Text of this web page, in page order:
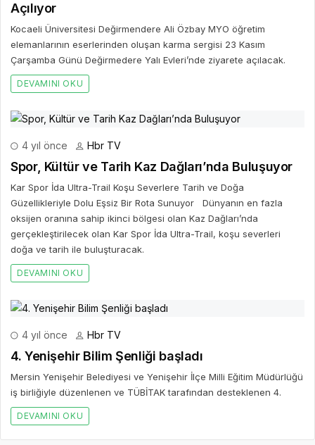
Açılıyor
Kocaeli Üniversitesi Değirmendere Ali Özbay MYO öğretim
elemanlarının eserlerinden oluşan karma sergisi 23 Kasım
Çarşamba Günü Değirmedere Yalı Evleri’nde ziyarete açılacak.
DEVAMINI OKU
4 yıl önce Hbr TV
Spor, Kültür ve Tarih Kaz Dağları’nda Buluşuyor
Kar Spor İda Ultra-Trail Koşu Severlere Tarih ve Doğa
Güzellikleriyle Dolu Eşsiz Bir Rota Sunuyor Dünyanın en fazla
oksijen oranına sahip ikinci bölgesi olan Kaz Dağları’nda
gerçekleştirilecek olan Kar Spor İda Ultra-Trail, koşu severleri
doğa ve tarih ile buluşturacak.
DEVAMINI OKU
4 yıl önce Hbr TV
4. Yenişehir Bilim Şenliği başladı
Mersin Yenişehir Belediyesi ve Yenişehir İlçe Milli Eğitim Müdürlüğü
iş birliğiyle düzenlenen ve TÜBİTAK tarafından desteklenen 4.
DEVAMINI OKU